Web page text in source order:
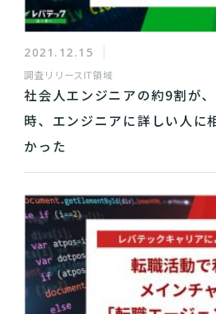
2021.12.15
調査リリース IT領域
社会人エンジニアの約9割が
時、エンジニアに詳しい人に
かった